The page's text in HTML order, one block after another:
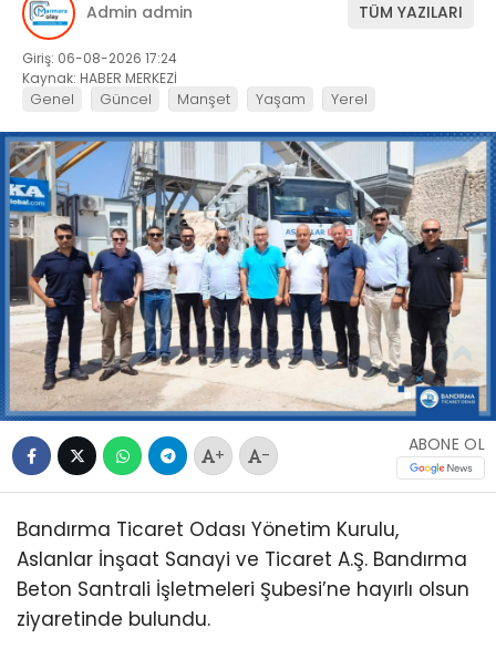
Admin admin TÜM YAZILARI
Giriş: 06-08-2026 17:24
Kaynak: HABER MERKEZİ
Genel Güncel Manşet Yaşam Yerel
+ -
ABONE OL
Bandırma Ticaret Odası Yönetim Kurulu,
Aslanlar İnşaat Sanayi ve Ticaret A.Ş. Bandırma
Beton Santrali İşletmeleri Şubesi’ne hayırlı olsun
ziyaretinde bulundu.